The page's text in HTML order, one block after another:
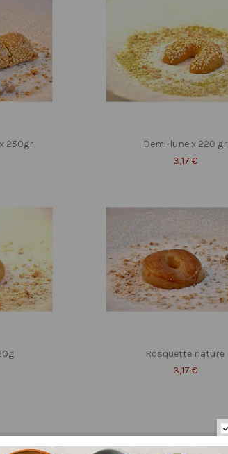
250gr
Demi-lune x 220 gr
3,17 €
Rosquette nature
3,17 €